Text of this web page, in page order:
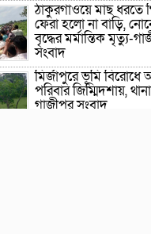
ঠাকুরগাঁওয়ে মাছ ধরতে
ফেরা হলো না বাড়ি,
বৃদ্ধের মর্মান্তিক মৃত্যু-
সংবাদ
মির্জাপুরে ভূমি বিরোধে
পরিবার জিম্মিদশায়,
গাজীপুর সংবাদ